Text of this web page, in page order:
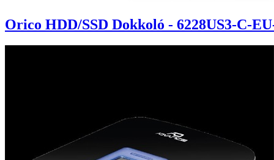
Orico HDD/SSD Dokkoló - 6228US3-C-